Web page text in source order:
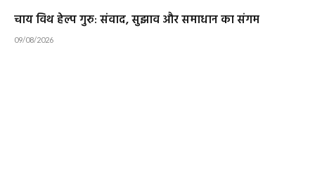
चाय विथ हेल्प गुरु: संवाद, सुझाव और समाधान का संगम
09/08/2026